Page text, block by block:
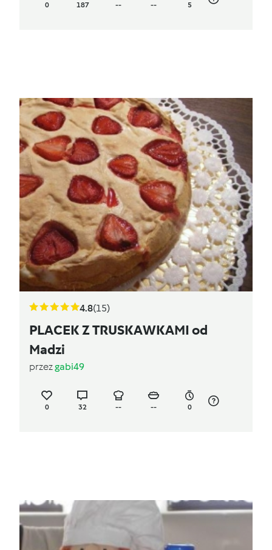
0 187 -- -- 5
4.8(15)
PLACEK Z TRUSKAWKAMI od
Madzi
przezgabi49
0 32 -- -- 0